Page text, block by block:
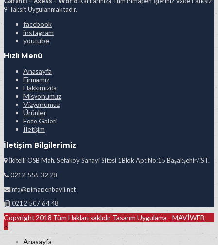
9 Taksit Uygulanmaktadır.
facebook
instagram
youtube
Hızlı Menü
Anasayfa
Firmamız
Hakkımızda
Misyonumuz
Vizyonumuz
Ürünler
Foto Galeri
İletişim
İletişim Bilgilerimiz
İkitelli OSB Mah. Sefaköy Sanayi Sitesi 1Blok Apt.No:15 Başakşehir/İST.
0212 556 32 28
info@pimapenbayii.net
0212 507 64 48
Copyright 2018 Tüm Hakları saklıdır Tasarım Uygulama - MAVİWEB
Anasayfa